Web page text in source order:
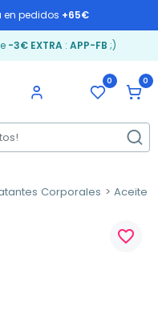
en pedidos +65€
-3€ EXTRA: APP-FB ;)
0 0
Corporales Aceite
favorite_border